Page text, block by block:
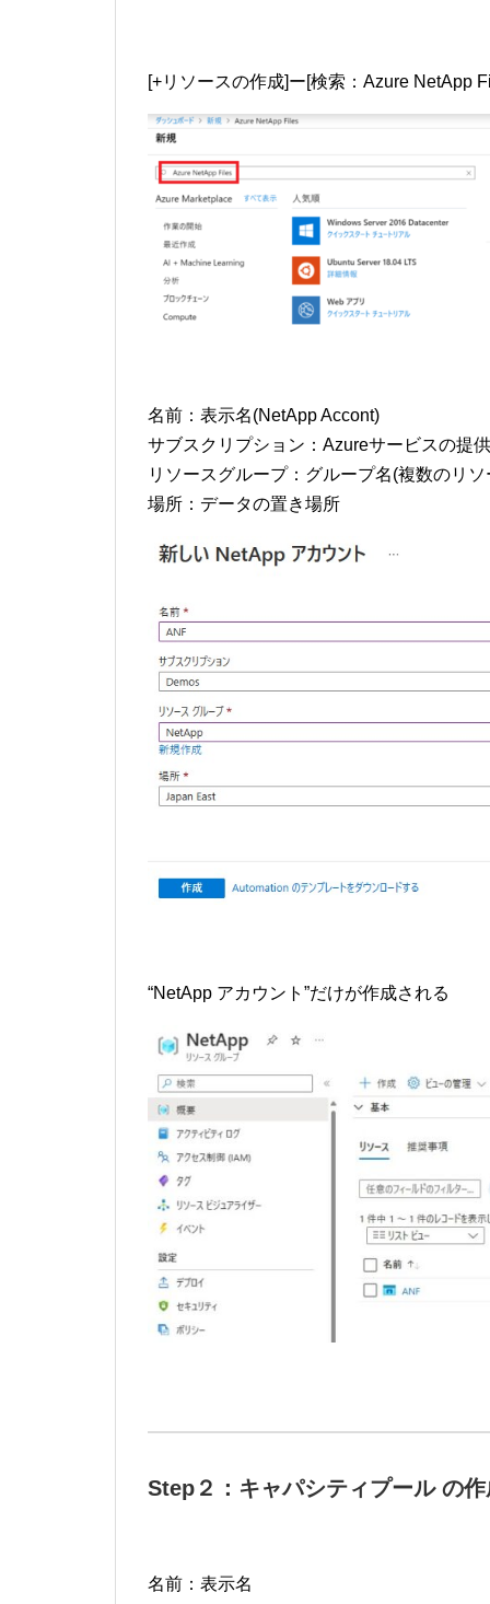
[+リソースの作成]ー[検索：Azure NetApp
名前：表示名(NetApp Accont)
サブスクリプション：Azureサービスの提
リソースグループ：グループ名(複数のリ
場所：データの置き場所
“NetApp アカウント”だけが作成される
Step２：キャパシティプール の作
名前：表示名